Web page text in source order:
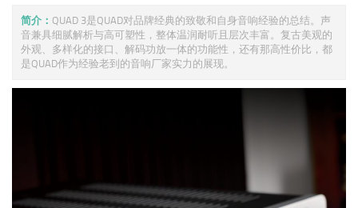
简介： QUAD 3是QUAD对品牌经典的致敬和自身音响经验的总结。声
音兼具细腻解析与高可塑性，整体温润耐听且层次丰富。复古美观的
外观、多样化的接口、解码功放一体的功能性，还有那高性价比，都
是QUAD作为经验老到的音响厂家实力的展现。